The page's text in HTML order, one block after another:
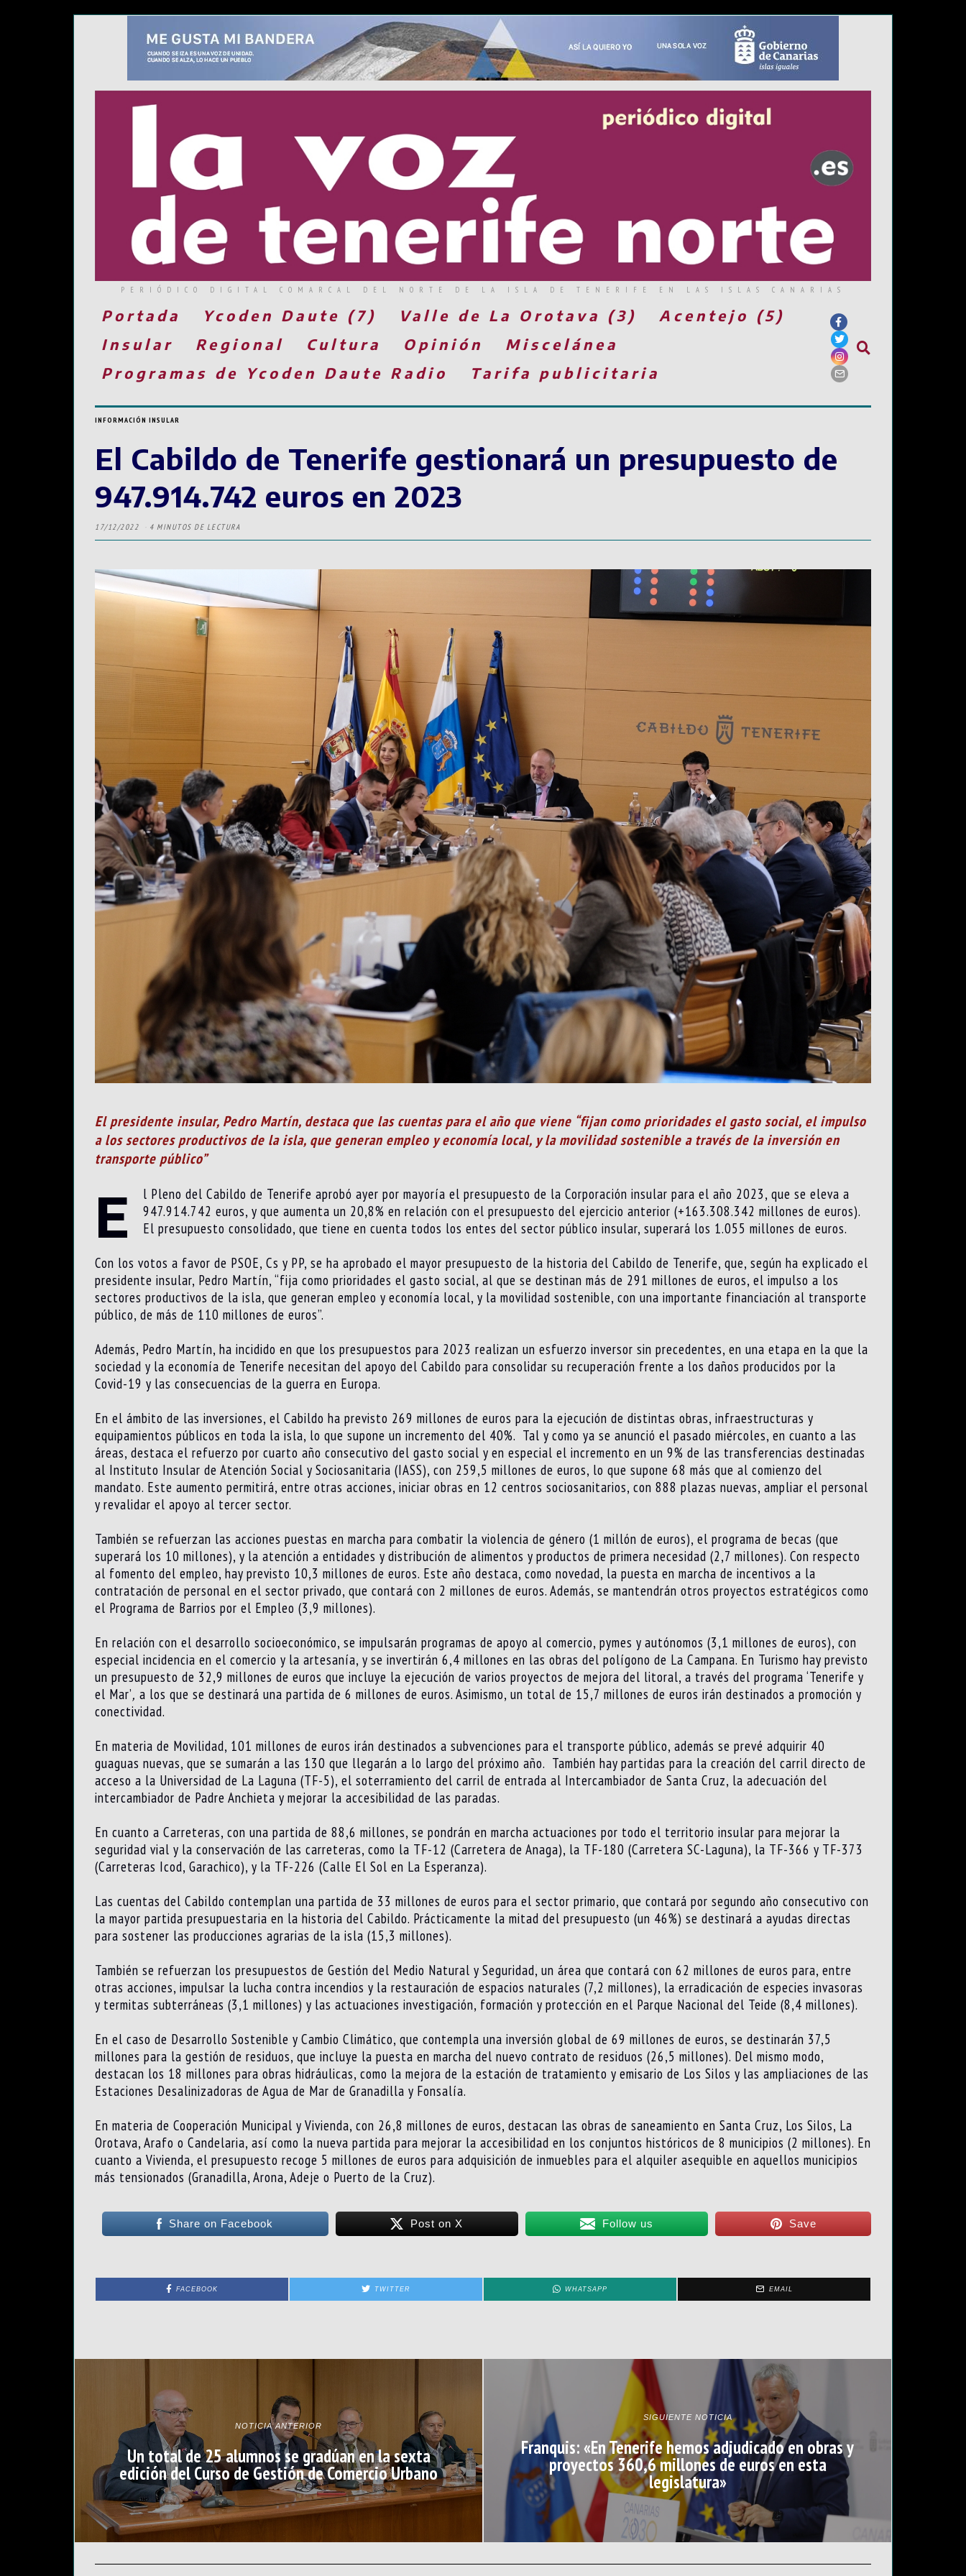
PERIÓDICO DIGITAL COMARCAL DEL NORTE DE LA ISLA DE TENERIFE EN LAS ISLAS CANARIAS
Portada Ycoden Daute (7) Valle de La Orotava (3)
Acentejo (5)
Insular
Regional Cultura Opinión
Miscelánea
Programas de Ycoden Daute Radio
Tarifa publicitaria
INFORMACIÓN INSULAR
El Cabildo de Tenerife gestionará un presupuesto de
947.914.742 euros en 2023
17/12/2022 4 MINUTOS DE LECTURA
El presidente insular, Pedro Martín, destaca que las cuentas para el año que viene “fijan como prioridades el gasto social, el impulso
a los sectores productivos de la isla, que generan empleo y economía local, y la movilidad sostenible a través de la inversión en
transporte público”
E
l Pleno del Cabildo de Tenerife aprobó ayer por mayoría el presupuesto de la Corporación insular para el año 2023, que se eleva a
947.914.742 euros, y que aumenta un 20,8% en relación con el presupuesto del ejercicio anterior (+163.308.342 millones de euros).
El presupuesto consolidado, que tiene en cuenta todos los entes del sector público insular, superará los 1.055 millones de euros.
Con los votos a favor de PSOE, Cs y PP, se ha aprobado el mayor presupuesto de la historia del Cabildo de Tenerife, que, según ha explicado el
presidente insular, Pedro Martín, “fija como prioridades el gasto social, al que se destinan más de 291 millones de euros, el impulso a los
sectores productivos de la isla, que generan empleo y economía local, y la movilidad sostenible, con una importante financiación al transporte
público, de más de 110 millones de euros”.
Además, Pedro Martín, ha incidido en que los presupuestos para 2023 realizan un esfuerzo inversor sin precedentes, en una etapa en la que la
sociedad y la economía de Tenerife necesitan del apoyo del Cabildo para consolidar su recuperación frente a los daños producidos por la
Covid-19 y las consecuencias de la guerra en Europa.
En el ámbito de las inversiones, el Cabildo ha previsto 269 millones de euros para la ejecución de distintas obras, infraestructuras y
equipamientos públicos en toda la isla, lo que supone un incremento del 40%. Tal y como ya se anunció el pasado miércoles, en cuanto a las
áreas, destaca el refuerzo por cuarto año consecutivo del gasto social y en especial el incremento en un 9% de las transferencias destinadas
al Instituto Insular de Atención Social y Sociosanitaria (IASS), con 259,5 millones de euros, lo que supone 68 más que al comienzo del
mandato. Este aumento permitirá, entre otras acciones, iniciar obras en 12 centros sociosanitarios, con 888 plazas nuevas, ampliar el personal
y revalidar el apoyo al tercer sector.
También se refuerzan las acciones puestas en marcha para combatir la violencia de género (1 millón de euros), el programa de becas (que
superará los 10 millones), y la atención a entidades y distribución de alimentos y productos de primera necesidad (2,7 millones). Con respecto
al fomento del empleo, hay previsto 10,3 millones de euros. Este año destaca, como novedad, la puesta en marcha de incentivos a la
contratación de personal en el sector privado, que contará con 2 millones de euros. Además, se mantendrán otros proyectos estratégicos como
el Programa de Barrios por el Empleo (3,9 millones).
En relación con el desarrollo socioeconómico, se impulsarán programas de apoyo al comercio, pymes y autónomos (3,1 millones de euros), con
especial incidencia en el comercio y la artesanía, y se invertirán 6,4 millones en las obras del polígono de La Campana. En Turismo hay previsto
un presupuesto de 32,9 millones de euros que incluye la ejecución de varios proyectos de mejora del litoral, a través del programa ‘Tenerife y
el Mar’, a los que se destinará una partida de 6 millones de euros. Asimismo, un total de 15,7 millones de euros irán destinados a promoción y
conectividad.
En materia de Movilidad, 101 millones de euros irán destinados a subvenciones para el transporte público, además se prevé adquirir 40
guaguas nuevas, que se sumarán a las 130 que llegarán a lo largo del próximo año. También hay partidas para la creación del carril directo de
acceso a la Universidad de La Laguna (TF-5), el soterramiento del carril de entrada al Intercambiador de Santa Cruz, la adecuación del
intercambiador de Padre Anchieta y mejorar la accesibilidad de las paradas.
En cuanto a Carreteras, con una partida de 88,6 millones, se pondrán en marcha actuaciones por todo el territorio insular para mejorar la
seguridad vial y la conservación de las carreteras, como la TF-12 (Carretera de Anaga), la TF-180 (Carretera SC-Laguna), la TF-366 y TF-373
(Carreteras Icod, Garachico), y la TF-226 (Calle El Sol en La Esperanza).
Las cuentas del Cabildo contemplan una partida de 33 millones de euros para el sector primario, que contará por segundo año consecutivo con
la mayor partida presupuestaria en la historia del Cabildo. Prácticamente la mitad del presupuesto (un 46%) se destinará a ayudas directas
para sostener las producciones agrarias de la isla (15,3 millones).
También se refuerzan los presupuestos de Gestión del Medio Natural y Seguridad, un área que contará con 62 millones de euros para, entre
otras acciones, impulsar la lucha contra incendios y la restauración de espacios naturales (7,2 millones), la erradicación de especies invasoras
y termitas subterráneas (3,1 millones) y las actuaciones investigación, formación y protección en el Parque Nacional del Teide (8,4 millones).
En el caso de Desarrollo Sostenible y Cambio Climático, que contempla una inversión global de 69 millones de euros, se destinarán 37,5
millones para la gestión de residuos, que incluye la puesta en marcha del nuevo contrato de residuos (26,5 millones). Del mismo modo,
destacan los 18 millones para obras hidráulicas, como la mejora de la estación de tratamiento y emisario de Los Silos y las ampliaciones de las
Estaciones Desalinizadoras de Agua de Mar de Granadilla y Fonsalía.
En materia de Cooperación Municipal y Vivienda, con 26,8 millones de euros, destacan las obras de saneamiento en Santa Cruz, Los Silos, La
Orotava, Arafo o Candelaria, así como la nueva partida para mejorar la accesibilidad en los conjuntos históricos de 8 municipios (2 millones). En
cuanto a Vivienda, el presupuesto recoge 5 millones de euros para adquisición de inmuebles para el alquiler asequible en aquellos municipios
más tensionados (Granadilla, Arona, Adeje o Puerto de la Cruz).
Share on Facebook Post on X Follow us Save
FACEBOOK TWITTER WHATSAPP EMAIL
NOTICIA ANTERIOR
Un total de 25 alumnos se gradúan en la sexta
edición del Curso de Gestión de Comercio Urbano
SIGUIENTE NOTICIA
Franquis: «En Tenerife hemos adjudicado en obras y
proyectos 360,6 millones de euros en esta
legislatura»